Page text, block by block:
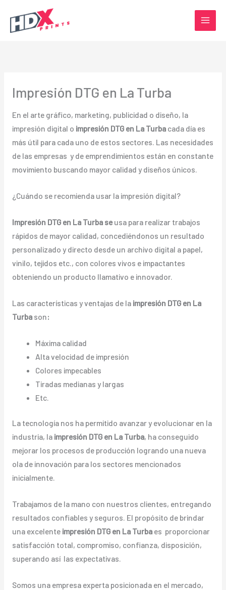
contenido
Impresión DTG en La Turba
En el arte gráfico, marketing, publicidad o diseño, la
impresión digital o impresión DTG en La Turbacada día es
más útil para cada uno de estos sectores. Las necesidades
de las empresas y de emprendimientos están en constante
movimiento buscando mayor calidad y diseños únicos.
¿Cuándo se recomienda usar la impresión digital?
Impresión DTG en La Turba seusa para realizar trabajos
rápidos de mayor calidad, concediéndonos un resultado
personalizado y directo desde un archivo digital a papel,
vinilo, tejidos etc., con colores vivos e impactantes
obteniendo un producto llamativo e innovador.
Las características y ventajas de la impresión DTG en La
Turba son:
Máxima calidad
Alta velocidad de impresión
Colores impecables
Tiradas medianas y largas
Etc.
La tecnología nos ha permitido avanzar y evolucionar en la
industria, la impresión DTG en La Turba, ha conseguido
mejorar los procesos de producción logrando una nueva
ola de innovación para los sectores mencionados
inicialmente.
Trabajamos de la mano con nuestros clientes, entregando
resultados confiables y seguros. El propósito de brindar
una excelente impresión DTG en La Turba es proporcionar
satisfacción total, compromiso, confianza, disposición,
superando así las expectativas.
Somos una empresa experta posicionada en el mercado,